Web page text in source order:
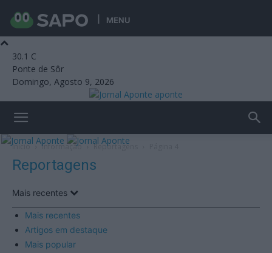
MENU
30.1 C
Ponte de Sôr
Domingo, Agosto 9, 2026
aponte
Início Informação Reportagens
Reportagens
Mais recentes
Mais recentes
Artigos em destaque
Mais popular